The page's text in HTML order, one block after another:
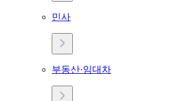
민사
부동산·임대차